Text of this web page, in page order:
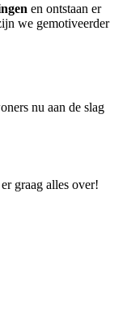
en ontstaan er
we gemotiveerder
nu aan de slag
graag alles over!